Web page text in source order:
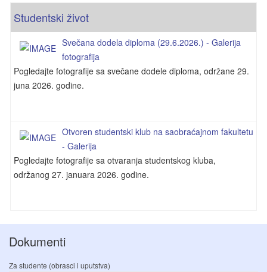
Studentski život
Svečana dodela diploma (29.6.2026.) - Galerija
fotografija
Pogledajte fotografije sa svečane dodele diploma, održane 29.
juna 2026. godine.
Otvoren studentski klub na saobraćajnom fakultetu
- Galerija
Pogledajte fotografije sa otvaranja studentskog kluba,
održanog 27. januara 2026. godine.
Dokumenti
Za studente (obrasci i uputstva)